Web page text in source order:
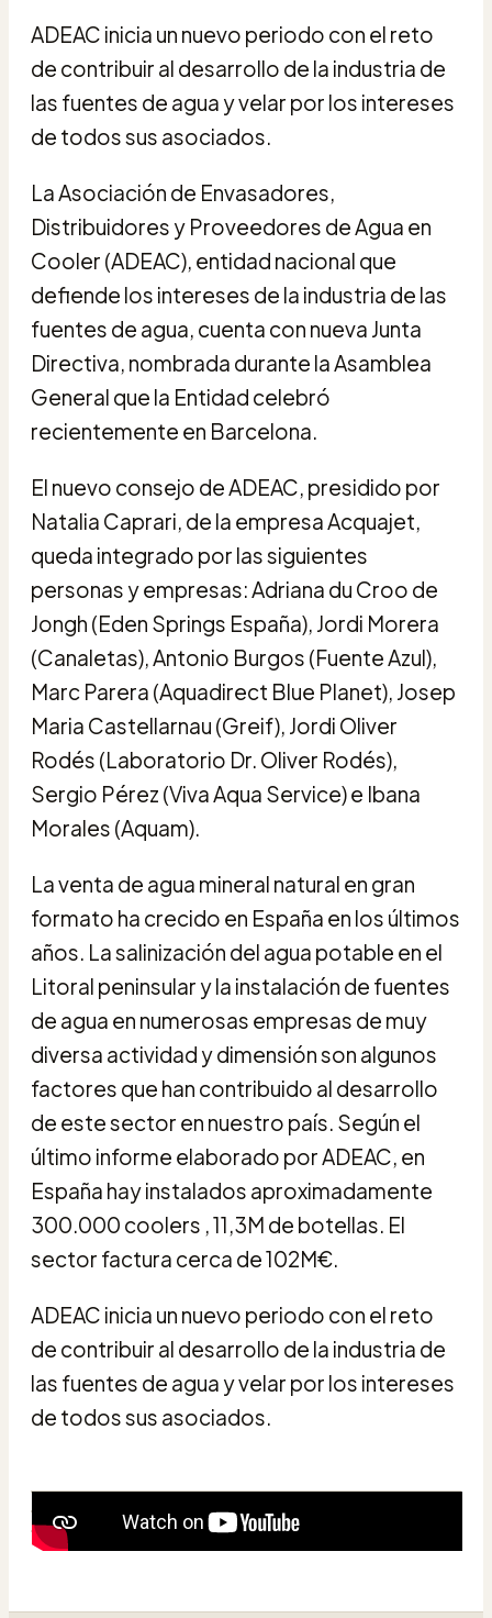
ADEAC inicia un nuevo periodo con el reto
de contribuir al desarrollo de la industria de
las fuentes de agua y velar por los intereses
de todos sus asociados.
La Asociación de Envasadores,
Distribuidores y Proveedores de Agua en
Cooler (ADEAC), entidad nacional que
defiende los intereses de la industria de las
fuentes de agua, cuenta con nueva Junta
Directiva, nombrada durante la Asamblea
General que la Entidad celebró
recientemente en Barcelona.
El nuevo consejo de ADEAC, presidido por
Natalia Caprari, de la empresa Acquajet,
queda integrado por las siguientes
personas y empresas: Adriana du Croo de
Jongh (Eden Springs España), Jordi Morera
(Canaletas), Antonio Burgos (Fuente Azul),
Marc Parera (Aquadirect Blue Planet), Josep
Maria Castellarnau (Greif), Jordi Oliver
Rodés (Laboratorio Dr. Oliver Rodés),
Sergio Pérez (Viva Aqua Service) e Ibana
Morales (Aquam).
La venta de agua mineral natural en gran
formato ha crecido en España en los últimos
años. La salinización del agua potable en el
Litoral peninsular y la instalación de fuentes
de agua en numerosas empresas de muy
diversa actividad y dimensión son algunos
factores que han contribuido al desarrollo
de este sector en nuestro país. Según el
último informe elaborado por ADEAC, en
España hay instalados aproximadamente
300.000 coolers , 11,3M de botellas. El
sector factura cerca de 102M€.
ADEAC inicia un nuevo periodo con el reto
de contribuir al desarrollo de la industria de
las fuentes de agua y velar por los intereses
de todos sus asociados.